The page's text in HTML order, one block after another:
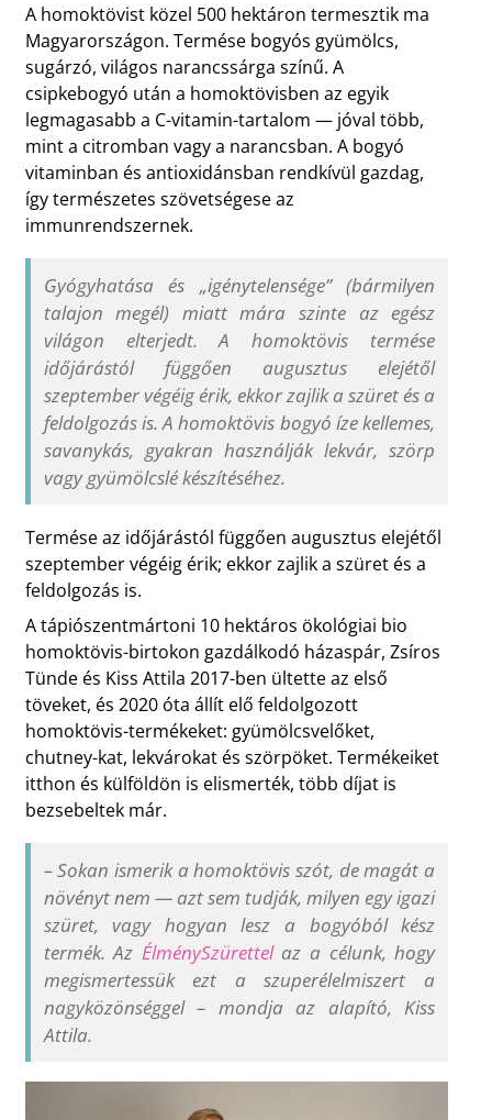
A homoktövist közel 500 hektáron termesztik ma
Magyarországon. Termése bogyós gyümölcs,
sugárzó, világos narancssárga színű. A
csipkebogyó után a homoktövisben az egyik
legmagasabb a C-vitamin-tartalom — jóval több,
mint a citromban vagy a narancsban. A bogyó
vitaminban és antioxidánsban rendkívül gazdag,
így természetes szövetségese az
immunrendszernek.
Gyógyhatása és „igénytelensége” (bármilyen
talajon megél) miatt mára szinte az egész
világon elterjedt. A homoktövis termése
időjárástól függően augusztus elejétől
szeptember végéig érik, ekkor zajlik a szüret és a
feldolgozás is. A homoktövis bogyó íze kellemes,
savanykás, gyakran használják lekvár, szörp
vagy gyümölcslé készítéséhez.
Termése az időjárástól függően augusztus elejétől
szeptember végéig érik; ekkor zajlik a szüret és a
feldolgozás is.
A tápiószentmártoni 10 hektáros ökológiai bio
homoktövis-birtokon gazdálkodó házaspár, Zsíros
Tünde és Kiss Attila 2017-ben ültette az első
töveket, és 2020 óta állít elő feldolgozott
homoktövis-termékeket: gyümölcsvelőket,
chutney-kat, lekvárokat és szörpöket. Termékeiket
itthon és külföldön is elismerték, több díjat is
bezsebeltek már.
–Sokan ismerik a homoktövis szót, de magát a
növényt nem — azt sem tudják, milyen egy igazi
szüret, vagy hogyan lesz a bogyóból kész
termék. Az ÉlménySzürettelaz a célunk, hogy
megismertessük ezt a szuperélelmiszert a
nagyközönséggel– mondja az alapító, Kiss
Attila.